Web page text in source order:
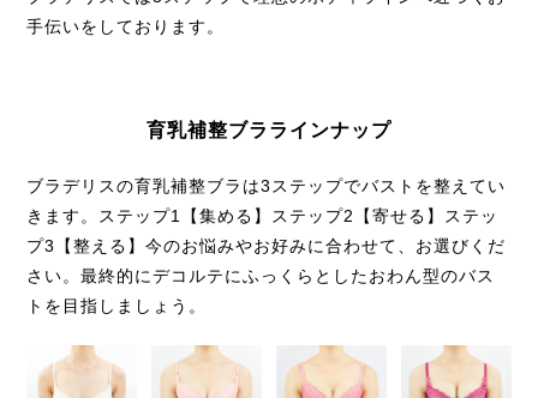
手伝いをしております。
育乳補整ブララインナップ
ブラデリスの育乳補整ブラは3ステップでバストを整えてい
きます。
ステップ1【集める】ステップ2【寄せる】ステッ
プ3【整える】今のお悩みやお好みに合わせて、お選びくだ
さい。最終的にデコルテにふっくらとしたおわん型のバス
トを目指しましょう。